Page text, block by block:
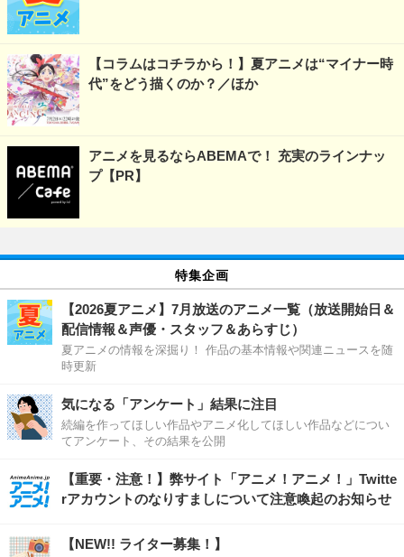
【コラムはコチラから！】夏アニメは“マイナー時
代”をどう描くのか？／ほか
アニメを見るならABEMAで！ 充実のラインナッ
プ【PR】
特集企画
【2026夏アニメ】7月放送のアニメ一覧（放送開始日＆
配信情報＆声優・スタッフ＆あらすじ）
夏アニメの情報を深掘り！ 作品の基本情報や関連ニュースを随
時更新
気になる「アンケート」結果に注目
続編を作ってほしい作品やアニメ化してほしい作品などについ
てアンケート、その結果を公開
【重要・注意！】弊サイト「アニメ！アニメ！」Twitte
rアカウントのなりすましについて注意喚起のお知らせ
【NEW!! ライター募集！】